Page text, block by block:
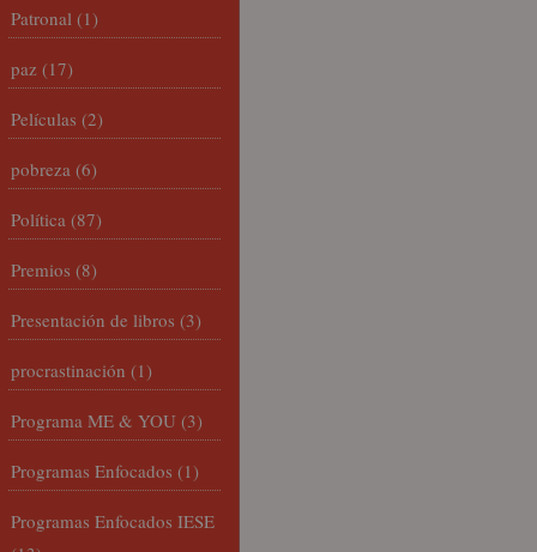
Patronal (1)
paz (17)
Películas (2)
pobreza (6)
Política (87)
Premios (8)
Presentación de libros (3)
procrastinación (1)
Programa ME & YOU (3)
Programas Enfocados (1)
Programas Enfocados IESE